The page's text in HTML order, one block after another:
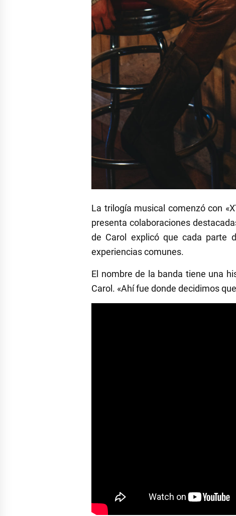
La trilogía musical comenzó con
presenta colaboraciones
de Carol explicó que cada parte
experiencias comunes.
El nombre de la banda tiene una
Carol. «Ahí fue donde decidimos